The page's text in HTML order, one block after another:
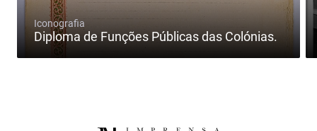
Iconografia
Diploma de Funções Públicas das Colónias.